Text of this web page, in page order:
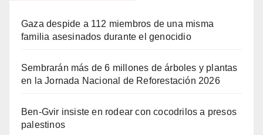
Gaza despide a 112 miembros de una misma
familia asesinados durante el genocidio
Sembrarán más de 6 millones de árboles y plantas
en la Jornada Nacional de Reforestación 2026
Ben-Gvir insiste en rodear con cocodrilos a presos
palestinos